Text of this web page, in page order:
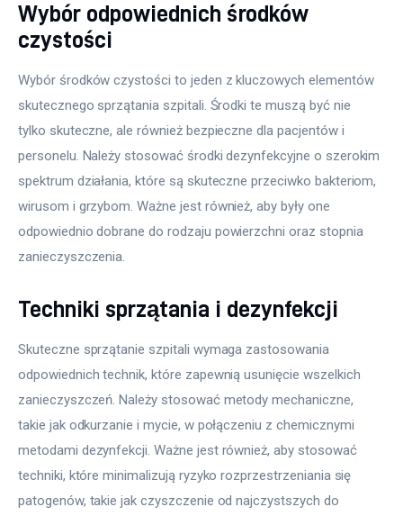
Wybór odpowiednich środków
czystości
Wybór środków czystości to jeden z kluczowych elementów
skutecznego sprzątania szpitali. Środki te muszą być nie
tylko skuteczne, ale również bezpieczne dla pacjentów i
personelu. Należy stosować środki dezynfekcyjne o szerokim
spektrum działania, które są skuteczne przeciwko bakteriom,
wirusom i grzybom. Ważne jest również, aby były one
odpowiednio dobrane do rodzaju powierzchni oraz stopnia
zanieczyszczenia.
Techniki sprzątania i dezynfekcji
Skuteczne sprzątanie szpitali wymaga zastosowania
odpowiednich technik, które zapewnią usunięcie wszelkich
zanieczyszczeń. Należy stosować metody mechaniczne,
takie jak odkurzanie i mycie, w połączeniu z chemicznymi
metodami dezynfekcji. Ważne jest również, aby stosować
techniki, które minimalizują ryzyko rozprzestrzeniania się
patogenów, takie jak czyszczenie od najczystszych do